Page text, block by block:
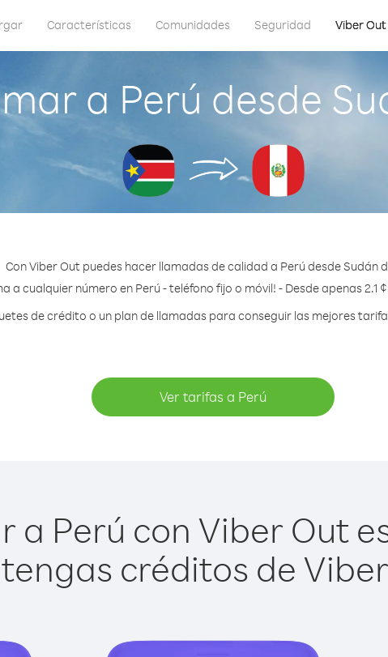
Características Comunidades Seguridad Viber Out
a Perú desde
Con Viber Out puedes hacer llamadas de calidad a Perú desde Sudán
a cualquier número en Perú - teléfono fijo o móvil! - Desde apenas 2.1
de crédito o un plan de llamadas para conseguir las mejores
Ver tarifas a Perú
a Perú con Viber Out
créditos de